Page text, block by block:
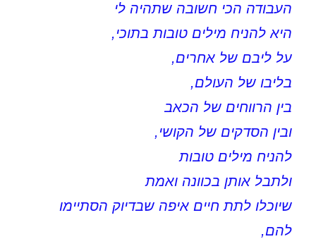
העבודה הכי חשובה שתהיה לי
היא להניח מילים טובות בתוכי,
על ליבם של אחרים,
בליבו של העולם,
בין הרווחים של הכאב
ובין הסדקים של הקושי,
להניח מילים טובות
ולתבל אותן בכוונה ואמת
שיוכלו לתת חיים איפה שבדיוק הסתיימו
להם,